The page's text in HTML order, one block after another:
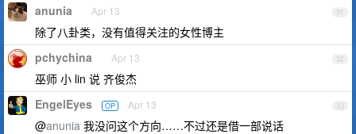
31
anunia Apr 13
除了八卦类，没有值得关注的女性博主
32
pchychina Apr 13
巫师 小 lin 说 齐俊杰
33
EngelEyes OP Apr 13
@anunia 我没问这个方向……不过还是借一部说话